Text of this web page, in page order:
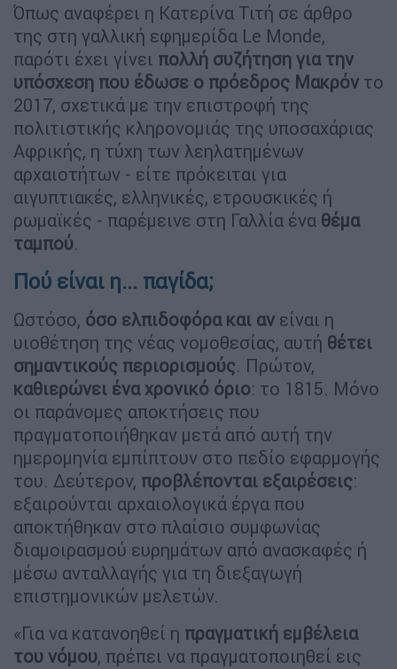
Όπως αναφέρει η Κατερίνα Τιτή σε άρθρο
της στη γαλλική εφημερίδα Le Monde,
παρότι έχει γίνει πολλή συζήτηση για την
υπόσχεση που έδωσε ο πρόεδρος Μακρόν το
2017, σχετικά με την επιστροφή της
πολιτιστικής κληρονομιάς της υποσαχάριας
Αφρικής, η τύχη των λεηλατημένων
αρχαιοτήτων - είτε πρόκειται για
αιγυπτιακές, ελληνικές, ετρουσκικές ή
ρωμαϊκές - παρέμεινε στη Γαλλία ένα θέμα
ταμπού.
Πού είναι η... παγίδα;
Ωστόσο, όσο ελπιδοφόρα και αν είναι η
υιοθέτηση της νέας νομοθεσίας, αυτή θέτει
σημαντικούς περιορισμούς. Πρώτον,
καθιερώνει ένα χρονικό όριο: το 1815. Μόνο
οι παράνομες αποκτήσεις που
πραγματοποιήθηκαν μετά από αυτή την
ημερομηνία εμπίπτουν στο πεδίο εφαρμογής
του. Δεύτερον, προβλέπονται εξαιρέσεις:
εξαιρούνται αρχαιολογικά έργα που
αποκτήθηκαν στο πλαίσιο συμφωνίας
διαμοιρασμού ευρημάτων από ανασκαφές ή
μέσω ανταλλαγής για τη διεξαγωγή
επιστημονικών μελετών.
«Για να κατανοηθεί η πραγματική εμβέλεια
του νόμου, πρέπει να πραγματοποιηθεί εις